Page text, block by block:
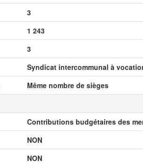
3
1 243
3
Syndicat intercommunal à
Même nombre de sièges
Contributions budgétaires des
NON
NON